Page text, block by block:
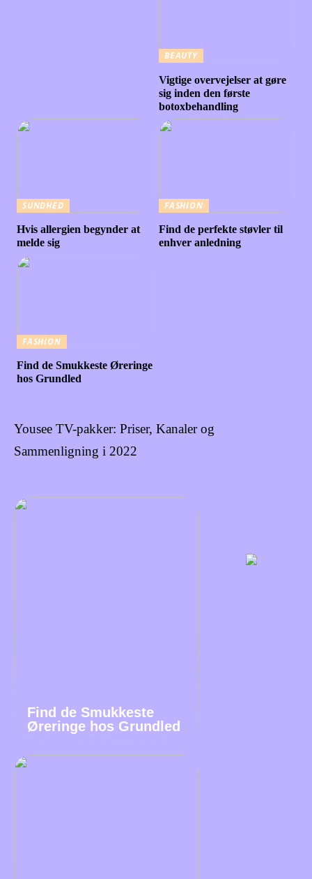
BEAUTY
Vigtige overvejelser at gøre
sig inden den første
botoxbehandling
SUNDHED
Hvis allergien begynder at
melde sig
FASHION
Find de perfekte støvler til
enhver anledning
FASHION
Find de Smukkeste Øreringe
hos Grundled
Yousee TV-pakker: Priser, Kanaler og
Sammenligning i 2022
Find de Smukkeste
Øreringe hos Grundled